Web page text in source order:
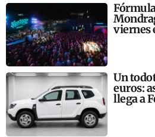
viernes
Un
euros:
llega a